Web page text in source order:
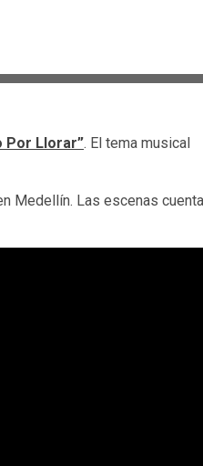
Por Llorar”. El tema musical
Medellín. Las escenas